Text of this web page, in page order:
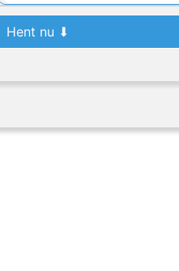
Hent nu ⬇︎